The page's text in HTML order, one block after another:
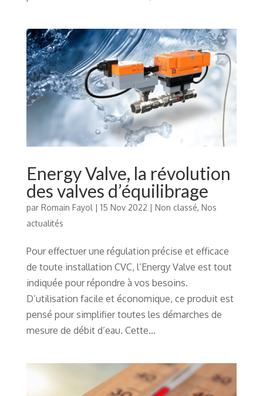
Energy Valve, la révolution
des valves d’équilibrage
par Romain Fayol | 15 Nov 2022 | Non classé, Nos
actualités
Pour effectuer une régulation précise et efficace
de toute installation CVC, l’Energy Valve est tout
indiquée pour répondre à vos besoins.
D’utilisation facile et économique, ce produit est
pensé pour simplifier toutes les démarches de
mesure de débit d’eau. Cette...